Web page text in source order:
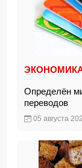
Определён
переводов
05 августа